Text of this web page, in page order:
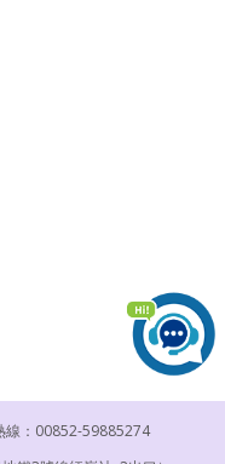
線：00852-59885274